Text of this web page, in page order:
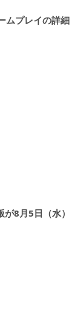
ムプレイの詳細
8月5日（水）